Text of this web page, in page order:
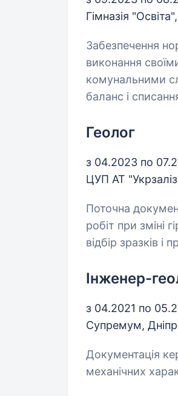
Гімназія "Освіта",
Забезпечення
виконання
комунальними
баланс і
Геолог
з 04.2023 по
ЦУП АТ
Поточна
робіт при зміні
відбір зразків і
Інженер-
з 04.2021 по
Супремум,
Документація
механічних